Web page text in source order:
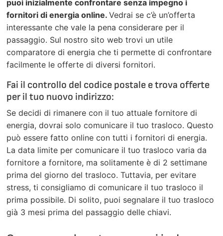
puoi inizialmente confrontare senza impegno i
fornitori di energia online. Vedrai se c’è un’offerta
interessante che vale la pena considerare per il
passaggio. Sul nostro sito web trovi un utile
comparatore di energia che ti permette di confrontare
facilmente le offerte di diversi fornitori.
Fai il controllo del codice postale e trova offerte
per il tuo nuovo indirizzo:
Se decidi di rimanere con il tuo attuale fornitore di
energia, dovrai solo comunicare il tuo trasloco. Questo
può essere fatto online con tutti i fornitori di energia.
La data limite per comunicare il tuo trasloco varia da
fornitore a fornitore, ma solitamente è di 2 settimane
prima del giorno del trasloco. Tuttavia, per evitare
stress, ti consigliamo di comunicare il tuo trasloco il
prima possibile. Di solito, puoi segnalare il tuo trasloco
già 3 mesi prima del passaggio delle chiavi.